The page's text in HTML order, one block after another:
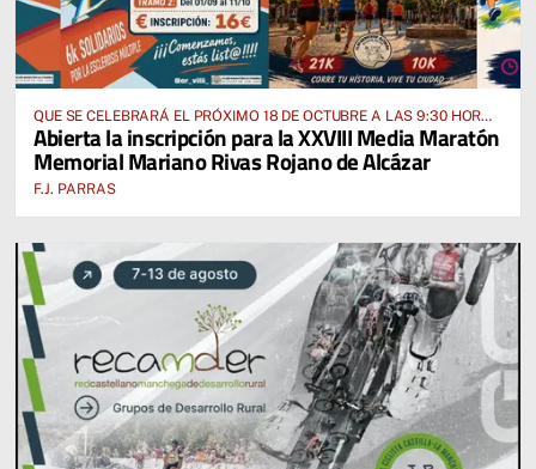
QUE SE CELEBRARÁ EL PRÓXIMO 18 DE OCTUBRE A LAS 9:30 HORAS
DESDE EL PABELLÓN VICENTE PANIAGUA
Abierta la inscripción para la XXVIII Media Maratón
Memorial Mariano Rivas Rojano de Alcázar
F.J. PARRAS